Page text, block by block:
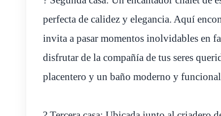
perfecta de calidez y elegancia. Aquí
invita a pasar momentos inolvidables en
disfrutar de la compañía de tus seres
placentero y un baño moderno y